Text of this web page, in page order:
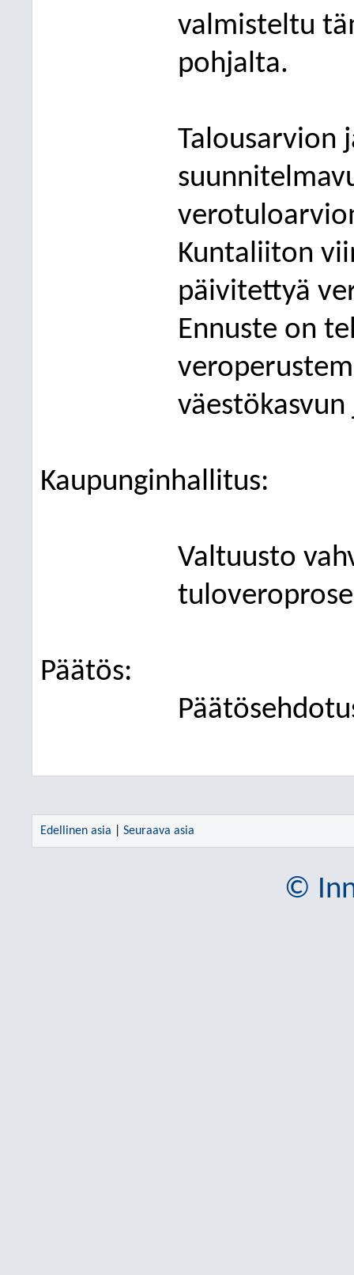
valmisteltu
pohjalta.
Talousarvion
Kuntaliiton
päivitettyä
Ennuste on
Kaupunginhallitus:
Valtuusto
Päätös:
Edellinen asia Seuraava asia
©